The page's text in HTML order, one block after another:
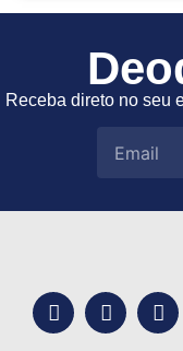
Receba direto no seu